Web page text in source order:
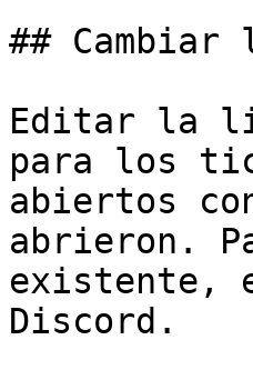
##
Editar la
para los
abiertos
abrieron.
existente,
Discord.